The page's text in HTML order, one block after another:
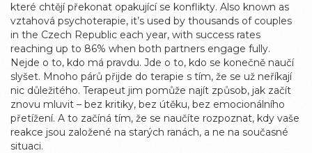
které chtějí překonat opakující se konflikty. Also known as
vztahová psychoterapie, it’s used by thousands of couples
in the Czech Republic each year, with success rates
reaching up to 86% when both partners engage fully.
Nejde o to, kdo má pravdu. Jde o to, kdo se konečně naučí
slyšet. Mnoho párů přijde do terapie s tím, že se už neříkají
nic důležitého. Terapeut jim pomůže najít způsob, jak začít
znovu mluvit – bez kritiky, bez útěku, bez emocionálního
přetížení. A to začíná tím, že se naučíte rozpoznat, kdy vaše
reakce jsou založené na starých ranách, a ne na současné
situaci.